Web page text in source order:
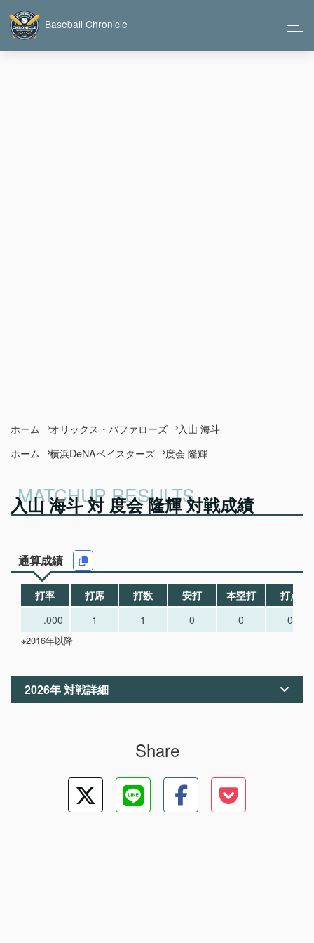
Baseball Chronicle
ホーム オリックス・バファローズ
入山 海斗
ホーム
横浜DeNAベイスターズ 度会 隆輝
入山 海斗 対 度会 隆輝 対戦成績
通算成績
打率 打席 打数 安打 本塁打
打点
.000
1 1 0 0 0
※2016年以降
2026年 対戦詳細
Share